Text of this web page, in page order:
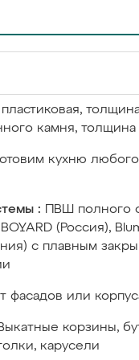
пластиковая,
камня,
кухню
:
ПВШ полного
(Россия),
с плавным
фасадов или
корзины,
карусели